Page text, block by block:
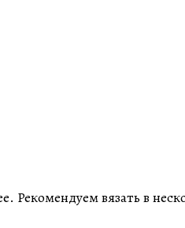
Рекомендуем вязать в